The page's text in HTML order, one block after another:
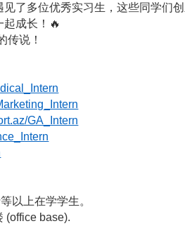
了多位优秀实习生，这些同学们
成长！ 🔥
传说！
GA_Intern
以上在学学生。
(office base).